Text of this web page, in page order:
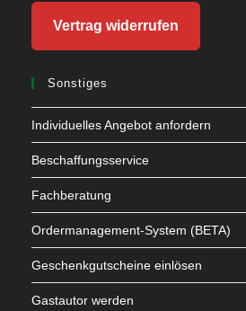
Vertrag widerrufen
Sonstiges
Individuelles Angebot anfordern
Beschaffungsservice
Fachberatung
Ordermanagement-System (BETA)
Geschenkgutscheine einlösen
Gastautor werden